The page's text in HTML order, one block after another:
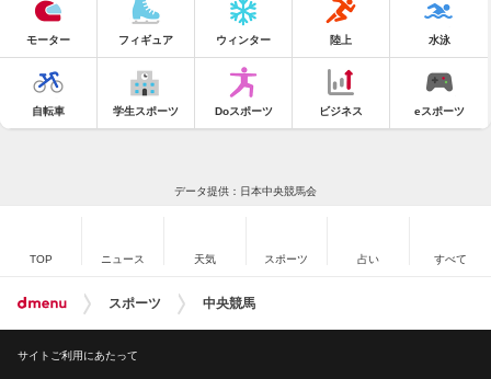
モーター フィギュア ウィンター 陸上 水泳
自転車 学生スポーツ Doスポーツ ビジネス eスポーツ
データ提供：日本中央競馬会
TOP ニュース 天気 スポーツ 占い すべて
スポーツ 中央競馬
サイトご利用にあたって